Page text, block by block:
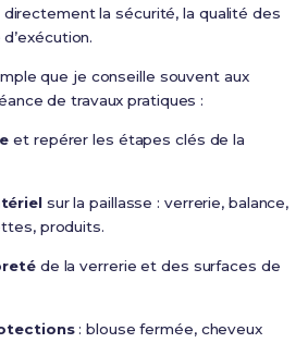
la sécurité, la qualité des
que je conseille souvent aux
de travaux pratiques :
et repérer les étapes clés de la
sur la paillasse : verrerie, balance,
produits.
de la verrerie et des surfaces de
: blouse fermée, cheveux